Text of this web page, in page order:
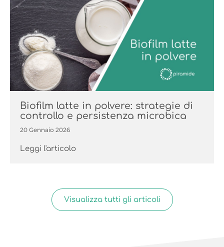
Biofilm latte in polvere: strategie di
controllo e persistenza microbica
20 Gennaio 2026
Leggi l'articolo
Visualizza tutti gli articoli